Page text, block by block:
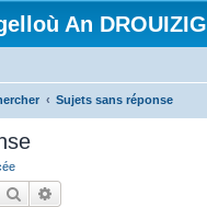
An DROUIZIG
Sujets sans réponse
Rechercher